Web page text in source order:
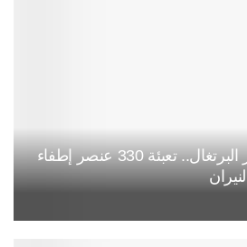
حرائق الغابات تستنفر البرتغال.. تعبئة 330 عنصر إطفاء